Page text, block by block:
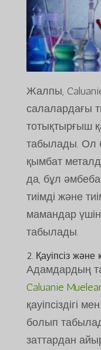
Жалпы,
салалардағы
тотықтырғыш
табылады. Ол
қымбат
да, бұл
тиімді және
мамандар
табылады.
2. Қауіпсіз
Адамдардың
Caluanie
қауіпсіздігі
болып
заттардан